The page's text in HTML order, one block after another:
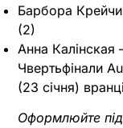
Барбора
(2)
Анна Калінская
Чвертьфінали
(23 січня)
Оформлюйте